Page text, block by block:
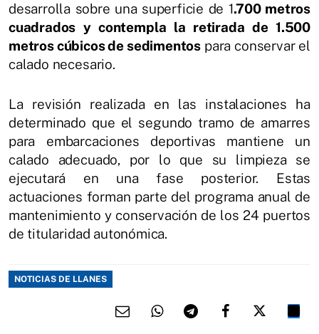
desarrolla sobre una superficie de 1.700 metros
cuadrados y contempla la retirada de 1.500
metros cúbicos de sedimentos para conservar el
calado necesario.
La revisión realizada en las instalaciones ha
determinado que el segundo tramo de amarres
para embarcaciones deportivas mantiene un
calado adecuado, por lo que su limpieza se
ejecutará en una fase posterior. Estas
actuaciones forman parte del programa anual de
mantenimiento y conservación de los 24 puertos
de titularidad autonómica.
NOTICIAS DE LLANES